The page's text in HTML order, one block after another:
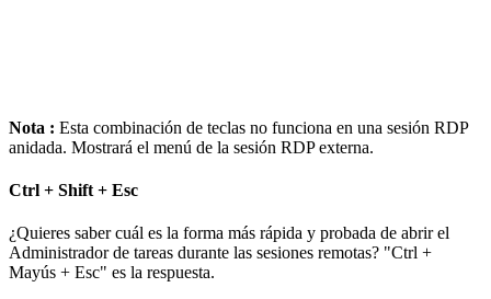
Nota : Esta combinación de teclas no funciona en una sesión RDP
anidada. Mostrará el menú de la sesión RDP externa.
Ctrl + Shift + Esc
¿Quieres saber cuál es la forma más rápida y probada de abrir el
Administrador de tareas durante las sesiones remotas? "Ctrl +
Mayús + Esc" es la respuesta.